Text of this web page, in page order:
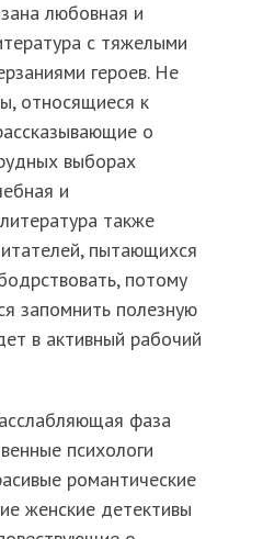
любовная и
с тяжелыми
героев. Не
относящиеся к
о
выборах
и
также
пытающихся
потому
запомнить полезную
в активный рабочий
фаза
психологи
романтические
женские детективы